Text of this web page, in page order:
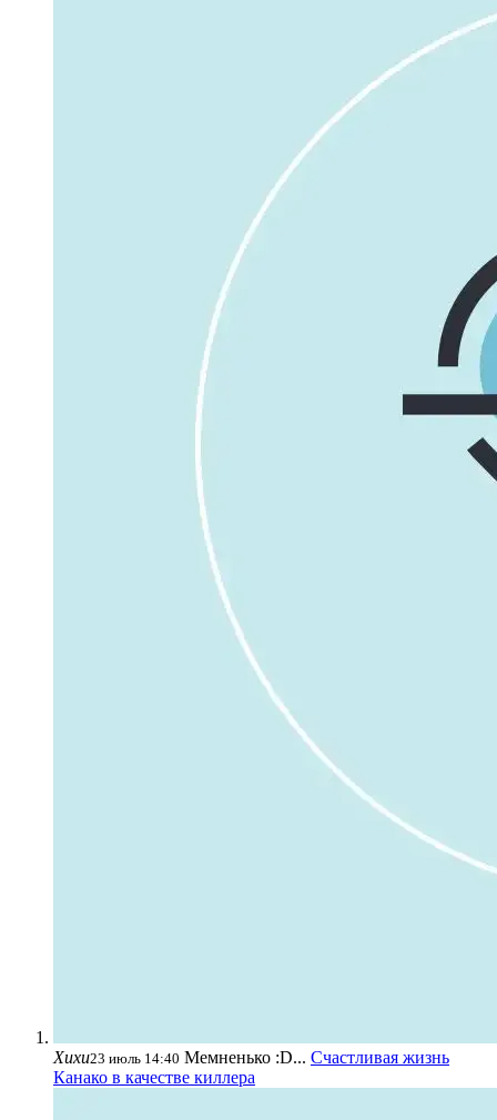
Хихи23 июль 14:40 Мемненько :D... Счастливая жизнь
Канако в качестве киллера